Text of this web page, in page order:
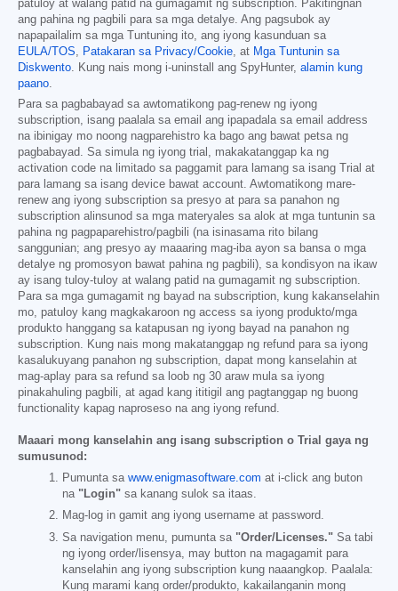
patuloy at walang patid na gumagamit ng subscription. Pakitingnan
ang pahina ng pagbili para sa mga detalye. Ang pagsubok ay
napapailalim sa mga Tuntuning ito, ang iyong kasunduan sa
EULA/TOS, Patakaran sa Privacy/Cookie, at Mga Tuntunin sa
Diskwento. Kung nais mong i-uninstall ang SpyHunter, alamin kung
paano.
Para sa pagbabayad sa awtomatikong pag-renew ng iyong
subscription, isang paalala sa email ang ipapadala sa email address
na ibinigay mo noong nagparehistro ka bago ang bawat petsa ng
pagbabayad. Sa simula ng iyong trial, makakatanggap ka ng
activation code na limitado sa paggamit para lamang sa isang Trial at
para lamang sa isang device bawat account. Awtomatikong mare-
renew ang iyong subscription sa presyo at para sa panahon ng
subscription alinsunod sa mga materyales sa alok at mga tuntunin sa
pahina ng pagpaparehistro/pagbili (na isinasama rito bilang
sanggunian; ang presyo ay maaaring mag-iba ayon sa bansa o mga
detalye ng promosyon bawat pahina ng pagbili), sa kondisyon na ikaw
ay isang tuloy-tuloy at walang patid na gumagamit ng subscription.
Para sa mga gumagamit ng bayad na subscription, kung kakanselahin
mo, patuloy kang magkakaroon ng access sa iyong produkto/mga
produkto hanggang sa katapusan ng iyong bayad na panahon ng
subscription. Kung nais mong makatanggap ng refund para sa iyong
kasalukuyang panahon ng subscription, dapat mong kanselahin at
mag-aplay para sa refund sa loob ng 30 araw mula sa iyong
pinakahuling pagbili, at agad kang ititigil ang pagtanggap ng buong
functionality kapag naproseso na ang iyong refund.
Maaari mong kanselahin ang isang subscription o Trial gaya ng
sumusunod:
Pumunta sa www.enigmasoftware.com at i-click ang buton
na "Login" sa kanang sulok sa itaas.
Mag-log in gamit ang iyong username at password.
Sa navigation menu, pumunta sa "Order/Licenses." Sa tabi
ng iyong order/lisensya, may button na magagamit para
kanselahin ang iyong subscription kung naaangkop. Paalala:
Kung marami kang order/produkto, kakailanganin mong